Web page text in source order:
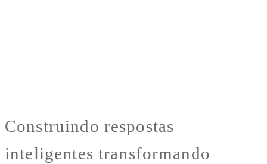
Construindo respostas
inteligentes transformando